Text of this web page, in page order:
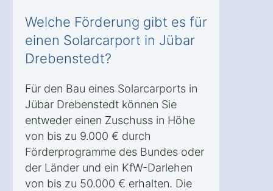
Welche Förderung gibt es für
einen Solarcarport in Jübar
Drebenstedt?
Für den Bau eines Solarcarports in
Jübar Drebenstedt können Sie
entweder einen Zuschuss in Höhe
von bis zu 9.000 € durch
Förderprogramme des Bundes oder
der Länder und ein KfW-Darlehen
von bis zu 50.000 € erhalten. Die